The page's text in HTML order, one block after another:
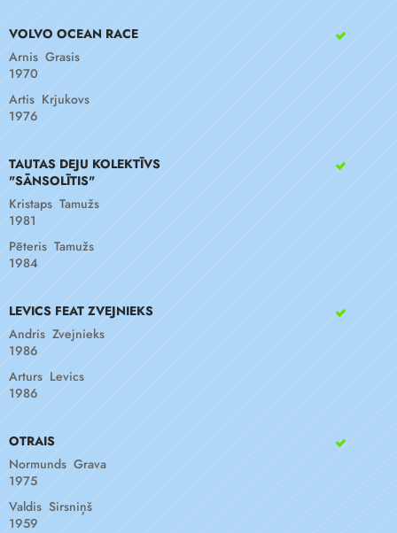
VOLVO OCEAN RACE
Arnis Grasis
1970
Artis Krjukovs
1976
TAUTAS DEJU KOLEKTĪVS
"SĀNSOLĪTIS"
Kristaps Tamužs
1981
Pēteris Tamužs
1984
LEVICS FEAT ZVEJNIEKS
Andris Zvejnieks
1986
Arturs Levics
1986
OTRAIS
Normunds Grava
1975
Valdis Sirsniņš
1959